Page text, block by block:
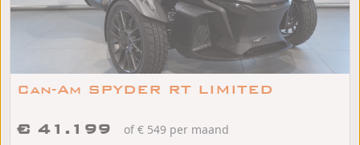
Can-Am SPYDER RT LIMITED
€ 41.199
of € 549 per maand